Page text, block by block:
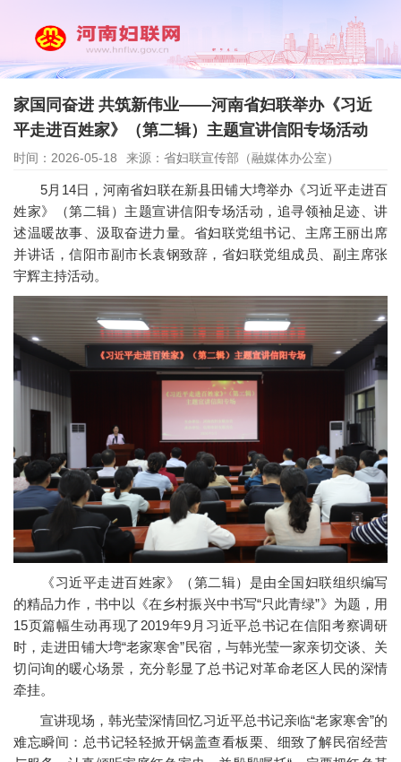
家国同奋进 共筑新伟业——河南省妇联举办《习近
平走进百姓家》（第二辑）主题宣讲信阳专场活动
时间：2026-05-18 来源：省妇联宣传部（融媒体办公室）
5月14日，河南省妇联在新县田铺大塆举办《习近平走进百
姓家》（第二辑）主题宣讲信阳专场活动，追寻领袖足迹、讲
述温暖故事、汲取奋进力量。省妇联党组书记、主席王丽出席
并讲话，信阳市副市长袁钢致辞，省妇联党组成员、副主席张
宇辉主持活动。
《习近平走进百姓家》（第二辑）是由全国妇联组织编写
的精品力作，书中以《在乡村振兴中书写“只此青绿”》为题，用
15页篇幅生动再现了2019年9月习近平总书记在信阳考察调研
时，走进田铺大塆“老家寒舍”民宿，与韩光莹一家亲切交谈、关
切问询的暖心场景，充分彰显了总书记对革命老区人民的深情
牵挂。
宣讲现场，韩光莹深情回忆习近平总书记亲临“老家寒舍”的
难忘瞬间：总书记轻轻掀开锅盖查看板栗、细致了解民宿经营